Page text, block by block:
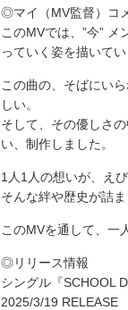
◎マイ（MV監督）コ
このMVでは、”今”
っていく姿を描いてい
この曲の、そばにい
しい。
そして、その優しさ
い、制作しました。
1人1人の想いが、え
そんな絆や歴史が詰
このMVを通して、一
◎リリース情報
シングル『SCHOOL
2025/3/19 RELEASE